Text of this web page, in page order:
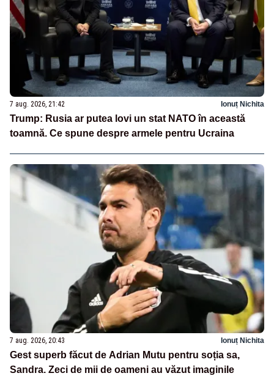
7 aug. 2026, 21:42 Ionuț Nichita
Trump: Rusia ar putea lovi un stat NATO în această
toamnă. Ce spune despre armele pentru Ucraina
7 aug. 2026, 20:43 Ionuț Nichita
Gest superb făcut de Adrian Mutu pentru soția sa,
Sandra. Zeci de mii de oameni au văzut imaginile